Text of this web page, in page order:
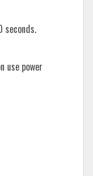
seconds.
use power